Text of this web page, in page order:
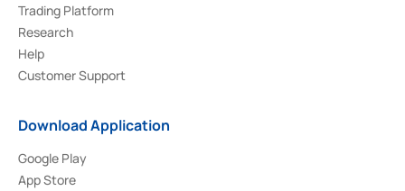
Trading Platform
Research
Help
Customer Support
Download Application
Google Play
App Store